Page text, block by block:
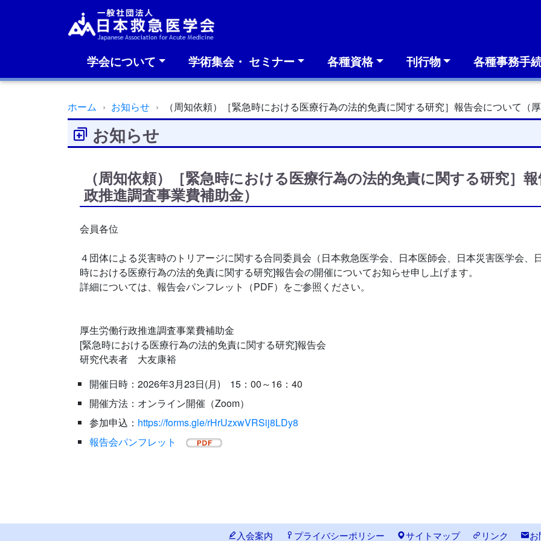
学会について 学術集会・ セミナー 各種資格 刊行物 各種事務手
ホーム お知らせ （周知依頼）［緊急時における医療行為の法的免責に関する研究］報告会について（
お知らせ
（周知依頼）［緊急時における医療行為の法的免責に関する研究］
政推進調査事業費補助金）
会員各位
４団体による災害時のトリアージに関する合同委員会（日本救急医学会、日本医師会、日本災害医学会、
時における医療行為の法的免責に関する研究]報告会の開催についてお知らせ申し上げます。
詳細については、報告会パンフレット（PDF）をご参照ください。
厚生労働行政推進調査事業費補助金
[緊急時における医療行為の法的免責に関する研究]報告会
研究代表者 大友康裕
開催日時：2026年3月23日(月) 15：00～16：40
開催方法：オンライン開催（Zoom）
参加申込： https://forms.gle/rHrUzxwVRSij8LDy8
報告会パンフレット
入会案内 プライバシーポリシー サイトマップ リンク